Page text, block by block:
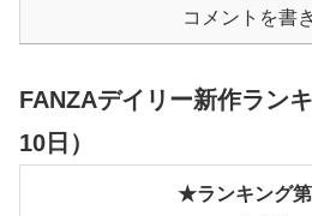
コメントを書
FANZAデイリー新作ラン
10日）
★ランキング